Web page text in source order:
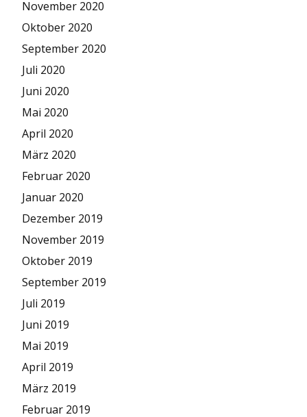
November 2020
Oktober 2020
September 2020
Juli 2020
Juni 2020
Mai 2020
April 2020
März 2020
Februar 2020
Januar 2020
Dezember 2019
November 2019
Oktober 2019
September 2019
Juli 2019
Juni 2019
Mai 2019
April 2019
März 2019
Februar 2019